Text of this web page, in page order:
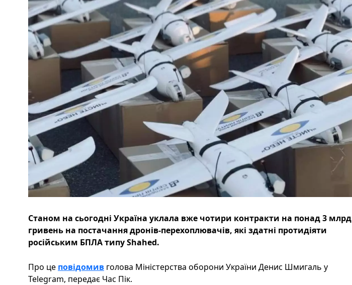
Станом на сьогодні Україна уклала вже чотири контракти на понад 3 млрд
гривень на постачання дронів-перехоплювачів, які здатні протидіяти
російським БПЛА типу Shahed.
Про це повідомив голова Міністерства оборони України Денис Шмигаль у
Telegram, передає Час Пік.